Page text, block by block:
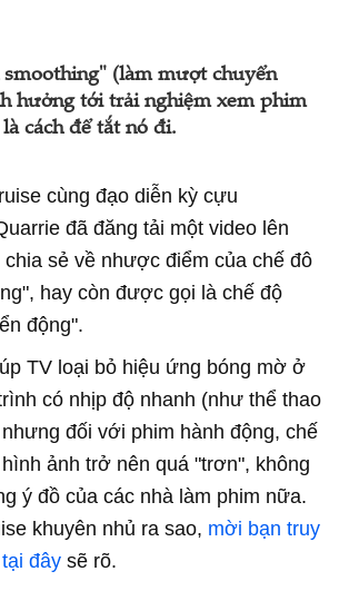
(làm mượt chuyển
hưởng tới trải nghiệm xem phim
cách để tắt nó đi.
cùng đạo diễn kỳ cựu
đã đăng tải một video lên
chia sẻ về nhược điểm của chế đô
hay còn được gọi là chế độ
động".
TV loại bỏ hiệu ứng bóng mờ ở
có nhịp độ nhanh (như thể thao
đối với phim hành động, chế
ảnh trở nên quá "trơn", không
ý đồ của các nhà làm phim nữa.
khuyên nhủ ra sao, mời bạn truy
đây sẽ rõ.